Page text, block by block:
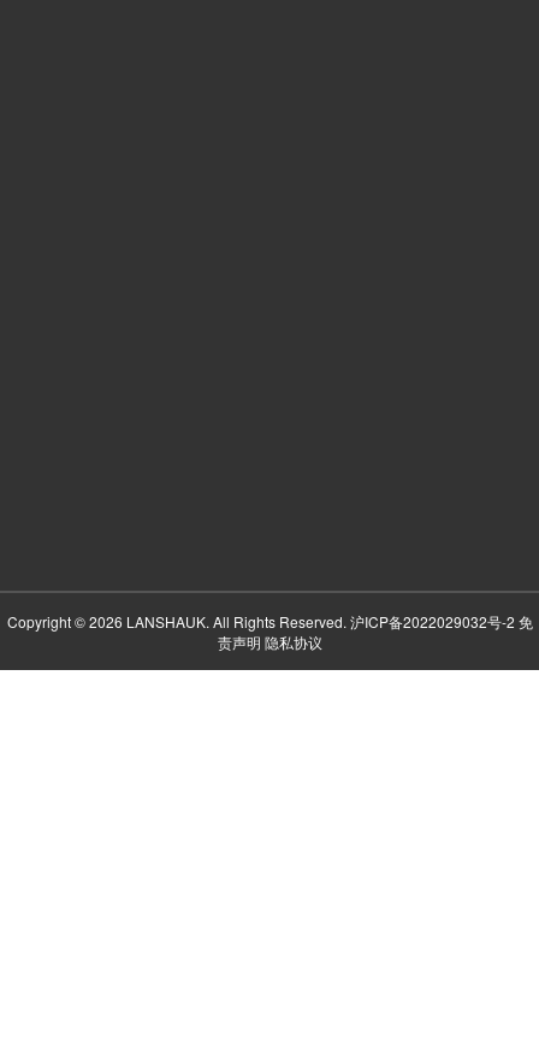
Copyright © 2026 LANSHAUK. All Rights Reserved. 沪ICP备2022029032号-2 免
责声明 隐私协议